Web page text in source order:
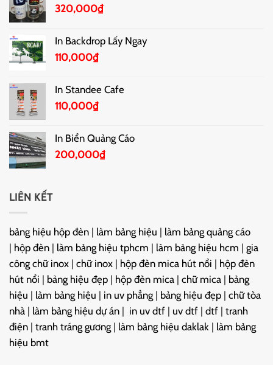
320,000₫
In Backdrop Lấy Ngay
110,000₫
In Standee Cafe
110,000₫
In Biển Quảng Cáo
200,000₫
LIÊN KẾT
bảng hiệu hộp đèn | làm bảng hiệu | làm bảng quảng cáo
| hộp đèn | làm bảng hiệu tphcm | làm bảng hiệu hcm | gia
công chữ inox | chữ inox | hộp đèn mica hút nổi | hộp đèn
hút nổi | bảng hiệu đẹp | hộp đèn mica | chữ mica | bảng
hiệu | làm bảng hiệu | in uv phẳng | bảng hiệu đẹp | chữ tòa
nhà | làm bảng hiệu dự án | in uv dtf | uv dtf | dtf | tranh
điện | tranh tráng gương | làm bảng hiệu daklak | làm bảng
hiệu bmt